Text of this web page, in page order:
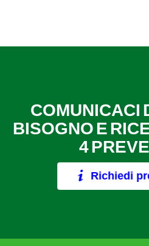
COMUNICACI
BISOGNO E
4
Richiedi